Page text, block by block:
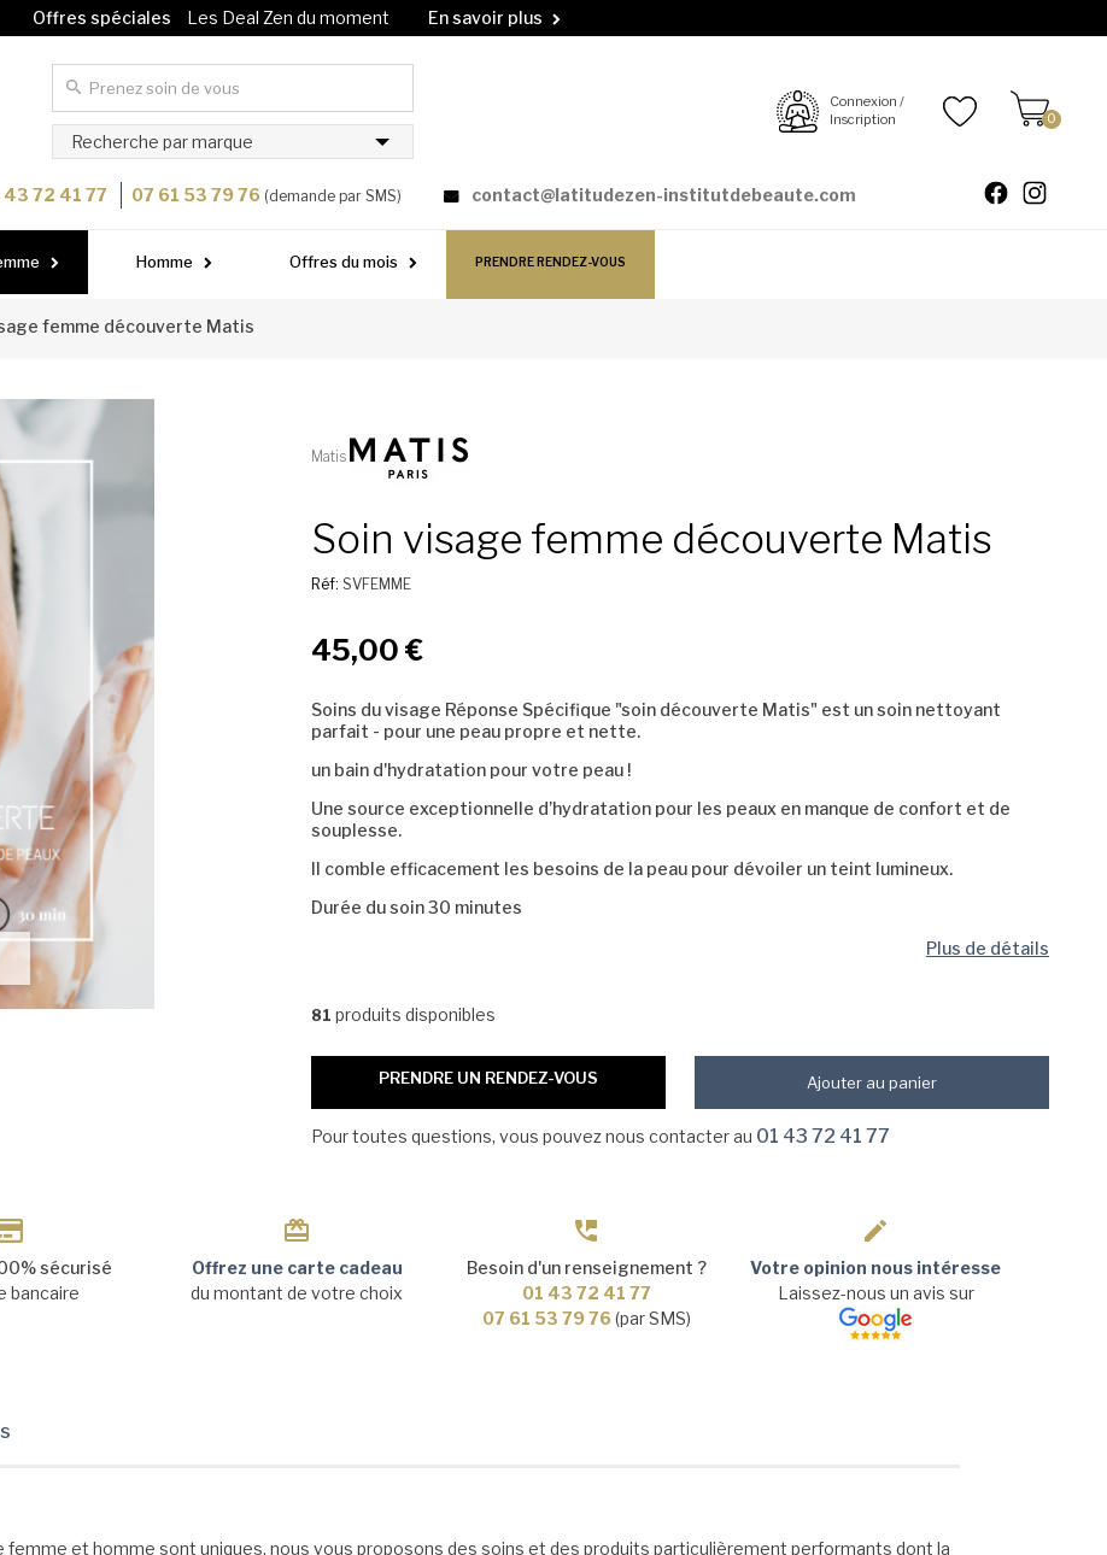
Offres spéciales Les Deal Zen du moment
En savoir plus
43 72 41 77 07 61 53 79 76 (demande par SMS) contact@latitudezen-institutdebeaute.com
Recherche par marque
Connexion /
Inscription
0
Homme Offres du mois PRENDRE RENDEZ-VOUS
femme découverte Matis
Matis
Soin visage femme découverte Matis
Réf: SVFEMME
45,00 €
Soins du visage Réponse Spécifique "soin découverte Matis" est un soin nettoyant
parfait - pour une peau propre et nette.
un bain d'hydratation pour votre peau !
Une source exceptionnelle d’hydratation pour les peaux en manque de confort et de
souplesse.
Il comble efficacement les besoins de la peau pour dévoiler un teint lumineux.
Durée du soin 30 minutes
Plus de détails
81 produits disponibles
PRENDRE UN RENDEZ-VOUS Ajouter au panier
Pour toutes questions, vous pouvez nous contacter au 01 43 72 41 77
sécurisé
bancaire
Offrez une carte cadeau
du montant de votre choix
Besoin d'un renseignement ?
01 43 72 41 77
07 61 53 79 76 (par SMS)
Votre opinion nous intéresse
Laissez-nous un avis sur
femme et homme sont uniques, nous vous proposons des soins et des produits particulièrement performants dont la